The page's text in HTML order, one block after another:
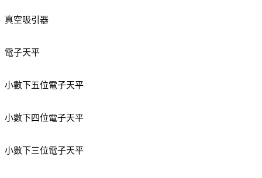
真空吸引器
電子天平
小數下五位電子天平
小數下四位電子天平
小數下三位電子天平